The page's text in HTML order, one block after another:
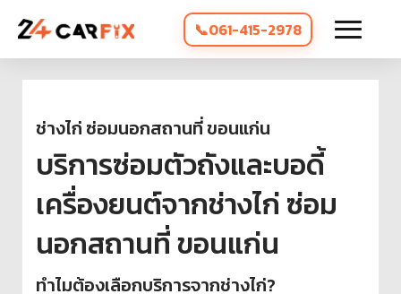
061-415-2978
ช่างไก่ ซ่อมนอกสถานที่ ขอนแก่น
บริการซ่อมตัวถังและบอดี้
เครื่องยนต์จากช่างไก่ ซ่อม
นอกสถานที่ ขอนแก่น
ทำไมต้องเลือกบริการจากช่างไก่?